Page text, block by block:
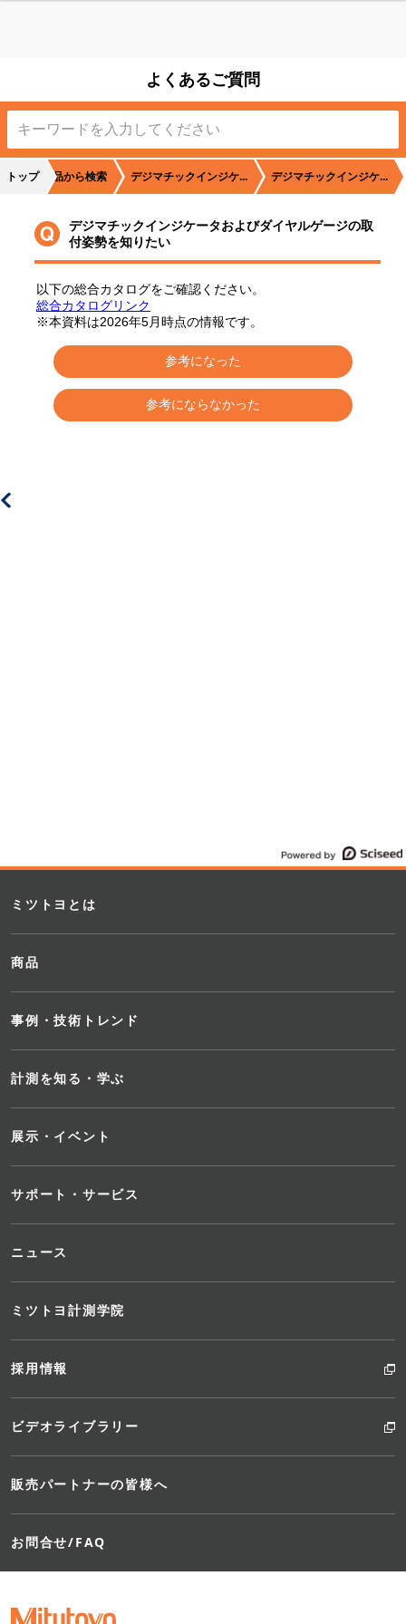
よくあるご質問
トップ 商品から検索 デジマチックインジケ... デジマチックインジケ...
デジマチックインジケータおよびダイヤルゲージの取
付姿勢を知りたい
以下の総合カタログをご確認ください。
総合カタログリンク
※本資料は2026年5月時点の情報です。
参考になった
参考にならなかった
ミツトヨとは
商品
事例・技術トレンド
計測を知る・学ぶ
展示・イベント
サポート・サービス
ニュース
ミツトヨ計測学院
採用情報
ビデオライブラリー
販売パートナーの皆様へ
お問合せ/FAQ